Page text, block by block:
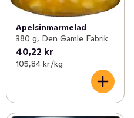
Apelsinmarmelad
380 g, Den Gamle Fabrik
40,22 kr
105,84 kr /kg